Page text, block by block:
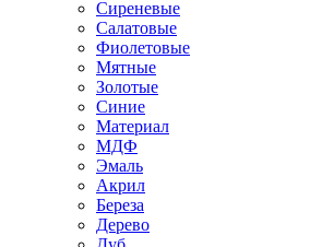
Сиреневые
Салатовые
Фиолетовые
Мятные
Золотые
Синие
Материал
МДФ
Эмаль
Акрил
Береза
Дерево